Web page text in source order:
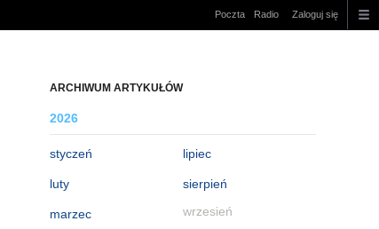
Poczta Radio Zaloguj się
ARCHIWUM ARTYKUŁÓW
2026
styczeń
luty
marzec
lipiec
sierpień
wrzesień